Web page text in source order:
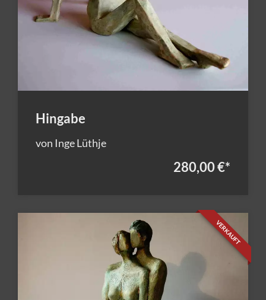
Hingabe
von Inge Lüthje
280,00 €*
VERKAUFT